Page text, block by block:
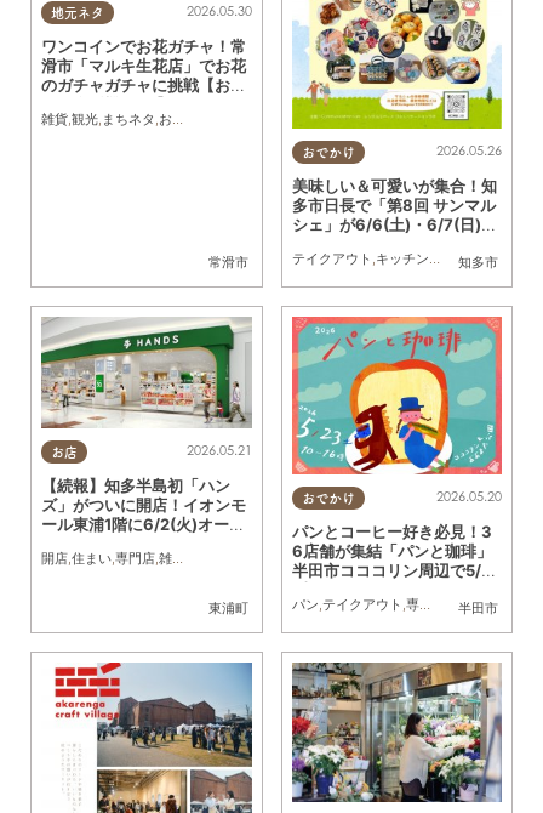
地元ネタ
常滑市
2026.05.30
ワンコインでお花ガチャ！常
滑市「マルキ生花店」でお花
のガチャガチャに挑戦【おも
雑貨,観光, まちネタ ,おもしろ自販機 行ってみたレポ
おでかけ
知多市
2026.05.26
美味しい＆可愛いが集合！知
多市日長で「第8回 サンマル
シェ」が6/6(土)・6/7(日)に
テイクアウト ,キッチンカー ,雑貨,イベント
お店
東浦町
2026.05.21
【続報】知多半島初「ハン
ズ」がついに開店！イオンモ
ール東浦1階に6/2(火)オープ
開店,住まい,専門店,雑貨 おひとりさま,友人
おでかけ
半田市
2026.05.20
パンとコーヒー好き必見！3
6店舗が集結「パンと珈琲」
半田市コココリン周辺で5/23
パン,テイクアウト ,専門店 雑貨,イベント